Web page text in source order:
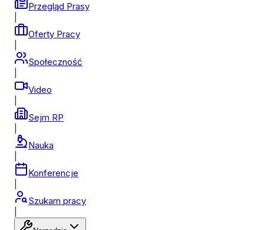
Przegląd Prasy
Oferty Pracy
Społeczność
Video
Sejm RP
Nauka
Konferencje
Szukam pracy